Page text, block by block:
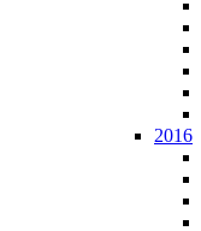
2016